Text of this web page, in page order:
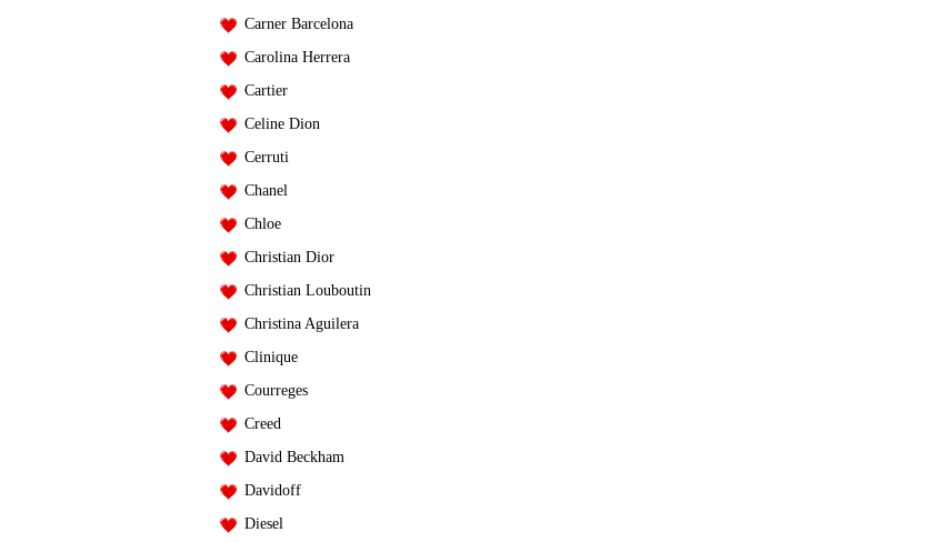
Carner Barcelona
Carolina Herrera
Cartier
Celine Dion
Cerruti
Chanel
Chloe
Christian Dior
Christian Louboutin
Christina Aguilera
Clinique
Courreges
Creed
David Beckham
Davidoff
Diesel